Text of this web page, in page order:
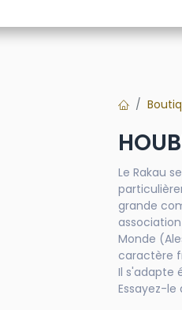
Le Rakau
grande
Monde
caractère
Il s'adapte
Essayez-